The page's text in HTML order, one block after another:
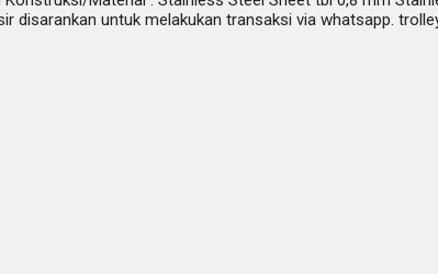
disarankan untuk melakukan transaksi via whatsapp.